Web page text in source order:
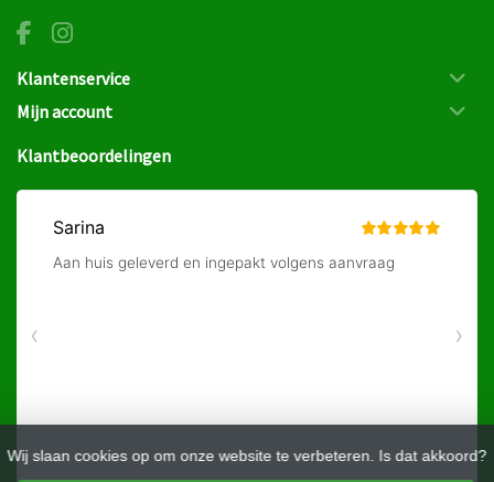
Wij slaan cookies op om onze website te verbeteren. Is dat akkoord?
Klantenservice
Mijn account
Klantbeoordelingen